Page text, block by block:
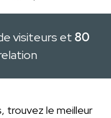
visiteurs et 80
trouvez le meilleur